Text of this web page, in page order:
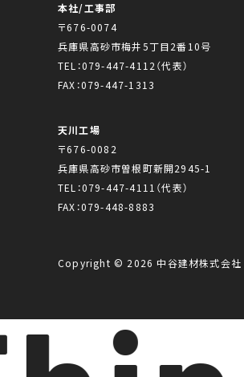
本社/工事部
〒676-0074
兵庫県高砂市梅井5丁目2番10号
TEL：079-447-4112 （代表）
FAX：079-447-1313
天川工場
〒676-0082
兵庫県高砂市曽根町新開2945-1
TEL：079-447-4111 （代表）
FAX：079-448-8883
Copyright © 2026 中谷建材株式会社